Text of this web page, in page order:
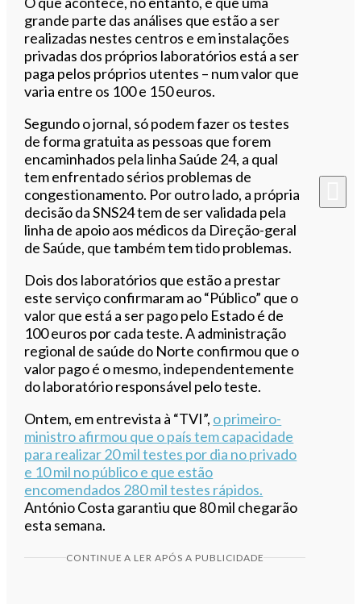
grande parte das análises que estão a ser
realizadas nestes centros e em instalações
privadas dos próprios laboratórios está a ser
paga pelos próprios utentes – num valor que
varia entre os 100 e 150 euros.
Segundo o jornal, só podem fazer os testes
de forma gratuita as pessoas que forem
encaminhados pela linha Saúde 24, a qual
tem enfrentado sérios problemas de
congestionamento. Por outro lado, a própria
decisão da SNS24 tem de ser validada pela
linha de apoio aos médicos da Direção-geral
de Saúde, que também tem tido problemas.
Dois dos laboratórios que estão a prestar
este serviço confirmaram ao “Público” que o
valor que está a ser pago pelo Estado é de
100 euros por cada teste. A administração
regional de saúde do Norte confirmou que o
valor pago é o mesmo, independentemente
do laboratório responsável pelo teste.
Ontem, em entrevista à “TVI”, o primeiro-
ministro afirmou que o país tem capacidade
para realizar 20 mil testes por dia no privado
e 10 mil no público e que estão
encomendados 280 mil testes rápidos.
António Costa garantiu que 80 mil chegarão
esta semana.
CONTINUE A LER APÓS A PUBLICIDADE